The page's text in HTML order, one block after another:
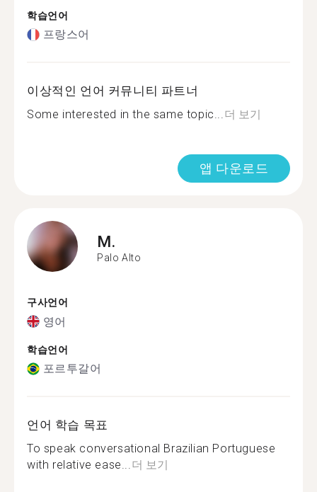
학습언어
프랑스어
이상적인 언어 커뮤니티 파트너
Some interested in the same topic...더 보기
앱 다운로드
M.
Palo Alto
구사언어
영어
학습언어
포르투갈어
언어 학습 목표
To speak conversational Brazilian Portuguese
with relative ease...더 보기